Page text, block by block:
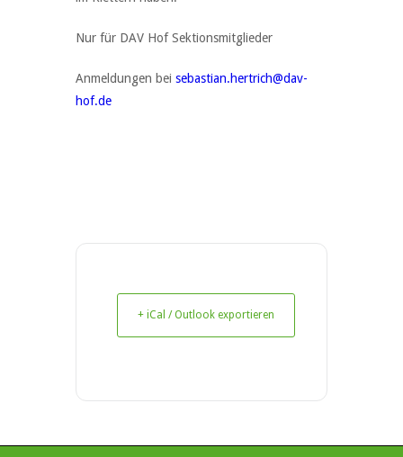
Nur für DAV Hof Sektionsmitglieder
Anmeldungen bei sebastian.hertrich@dav-
hof.de
+ iCal / Outlook exportieren